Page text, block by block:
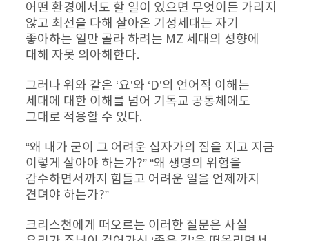
어떤 환경에서도 할 일이 있으면 무엇이든 가리지
않고 최선을 다해 살아온 기성세대는 자기
좋아하는 일만 골라 하려는 MZ 세대의 성향에
대해 자못 의아해한다.
그러나 위와 같은 ‘요’와 ‘D’의 언어적 이해는
세대에 대한 이해를 넘어 기독교 공동체에도
그대로 적용할 수 있다.
“왜 내가 굳이 그 어려운 십자가의 짐을 지고 지금
이렇게 살아야 하는가?” “왜 생명의 위험을
감수하면서까지 힘들고 어려운 일을 언제까지
견뎌야 하는가?”
크리스천에게 떠오르는 이러한 질문은 사실